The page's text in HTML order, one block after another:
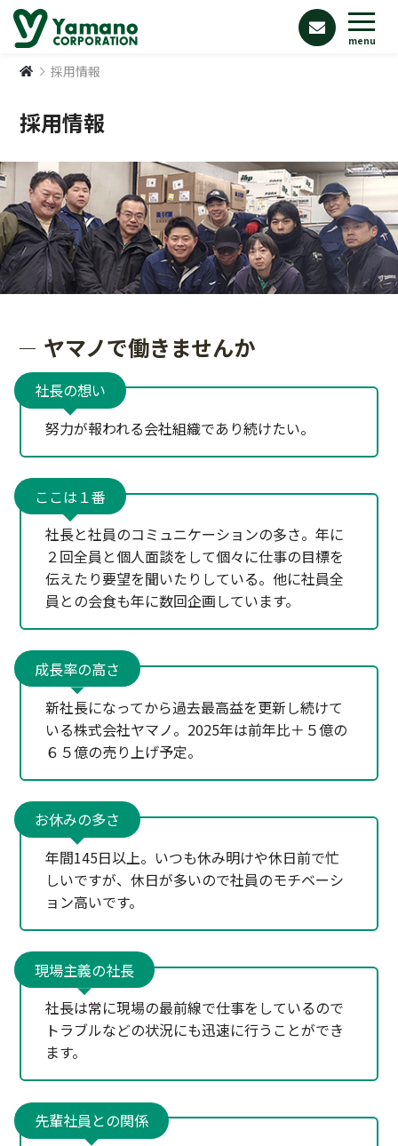
menu
採用情報
採用情報
ヤマノで働きませんか
社長の想い
努力が報われる会社組織であり続けたい。
ここは１番
社長と社員のコミュニケーションの多さ。年に
２回全員と個人面談をして個々に仕事の目標を
伝えたり要望を聞いたりしている。他に社員全
員との会食も年に数回企画しています。
成長率の高さ
新社長になってから過去最高益を更新し続けて
いる株式会社ヤマノ。2025年は前年比＋５億の
６５億の売り上げ予定。
お休みの多さ
年間145日以上。いつも休み明けや休日前で忙
しいですが、休日が多いので社員のモチベーシ
ョン高いです。
現場主義の社長
社長は常に現場の最前線で仕事をしているので
トラブルなどの状況にも迅速に行うことができ
ます。
先輩社員との関係